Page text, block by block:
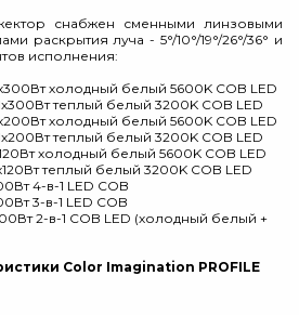
снабжен сменными линзовыми
раскрытия луча - 5°/10°/19°/26°/36° и
исполнения:
холодный белый 5600K COB LED
теплый белый 3200K COB LED
холодный белый 5600K COB LED
теплый белый 3200K COB LED
холодный белый 5600K COB LED
теплый белый 3200K COB LED
4-в-1 LED COB
3-в-1 LED COB
2-в-1 COB LED (холодный белый +
Color Imagination PROFILE